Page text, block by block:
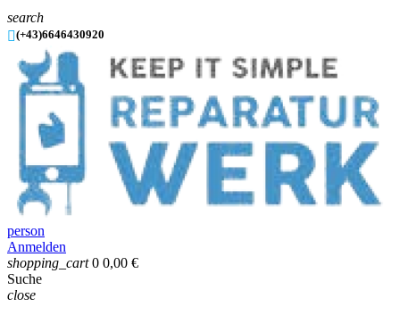
search
(+43)6646430920
person
Anmelden
shopping_cart 0 0,00 €
Suche
close